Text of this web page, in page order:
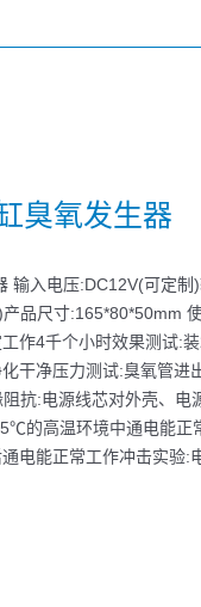
臭氧发生器
输入电压:DC12V(可定制
品尺寸:165*80*50mm
作4千个小时效果测试:
干净压力测试:臭氧管进
抗:电源线芯对外壳、电
的高温环境中通电能正
电能正常工作冲击实验: